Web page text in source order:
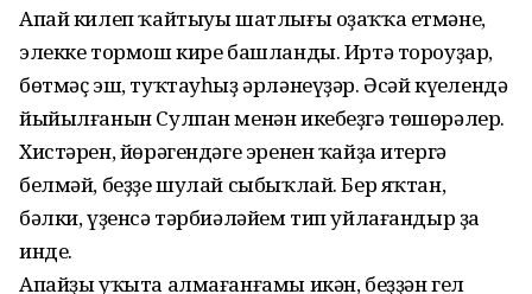
Апай килеп ҡайтыуы шатлығы оҙаҡҡа етмәне,
элекке тормош кире башланды. Иртә тороуҙар,
бөтмәҫ эш, туҡтауһыҙ әрләнеүҙәр. Әсәй күңелендә
йыйылғанын Сулпан менән икебеҙгә төшөрәлер.
Хистәрен, йөрәгендәге эренен ҡайҙа итергә
белмәй, беҙҙе шулай сыбыҡлай. Бер яҡтан,
бәлки, үҙенсә тәрбиәләйем тип уйлағандыр ҙа
инде.
Апайҙы уҡыта алмағанғамы икән, беҙҙән гел